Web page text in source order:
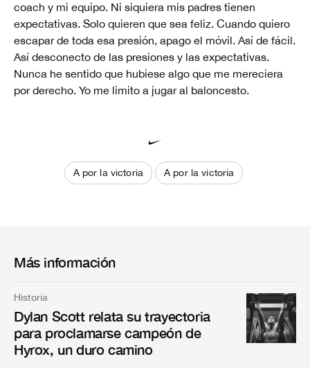
coach y mi equipo. Ni siquiera mis padres tienen
expectativas. Solo quieren que sea feliz. Cuando quiero
escapar de toda esa presión, apago el móvil. Así de fácil.
Así desconecto de las presiones y las expectativas.
Nunca he sentido que hubiese algo que me mereciera
por derecho. Yo me limito a jugar al baloncesto.
A por la victoria A por la victoria
Más información
Historia
Dylan Scott relata su trayectoria
para proclamarse campeón de
Hyrox, un duro camino